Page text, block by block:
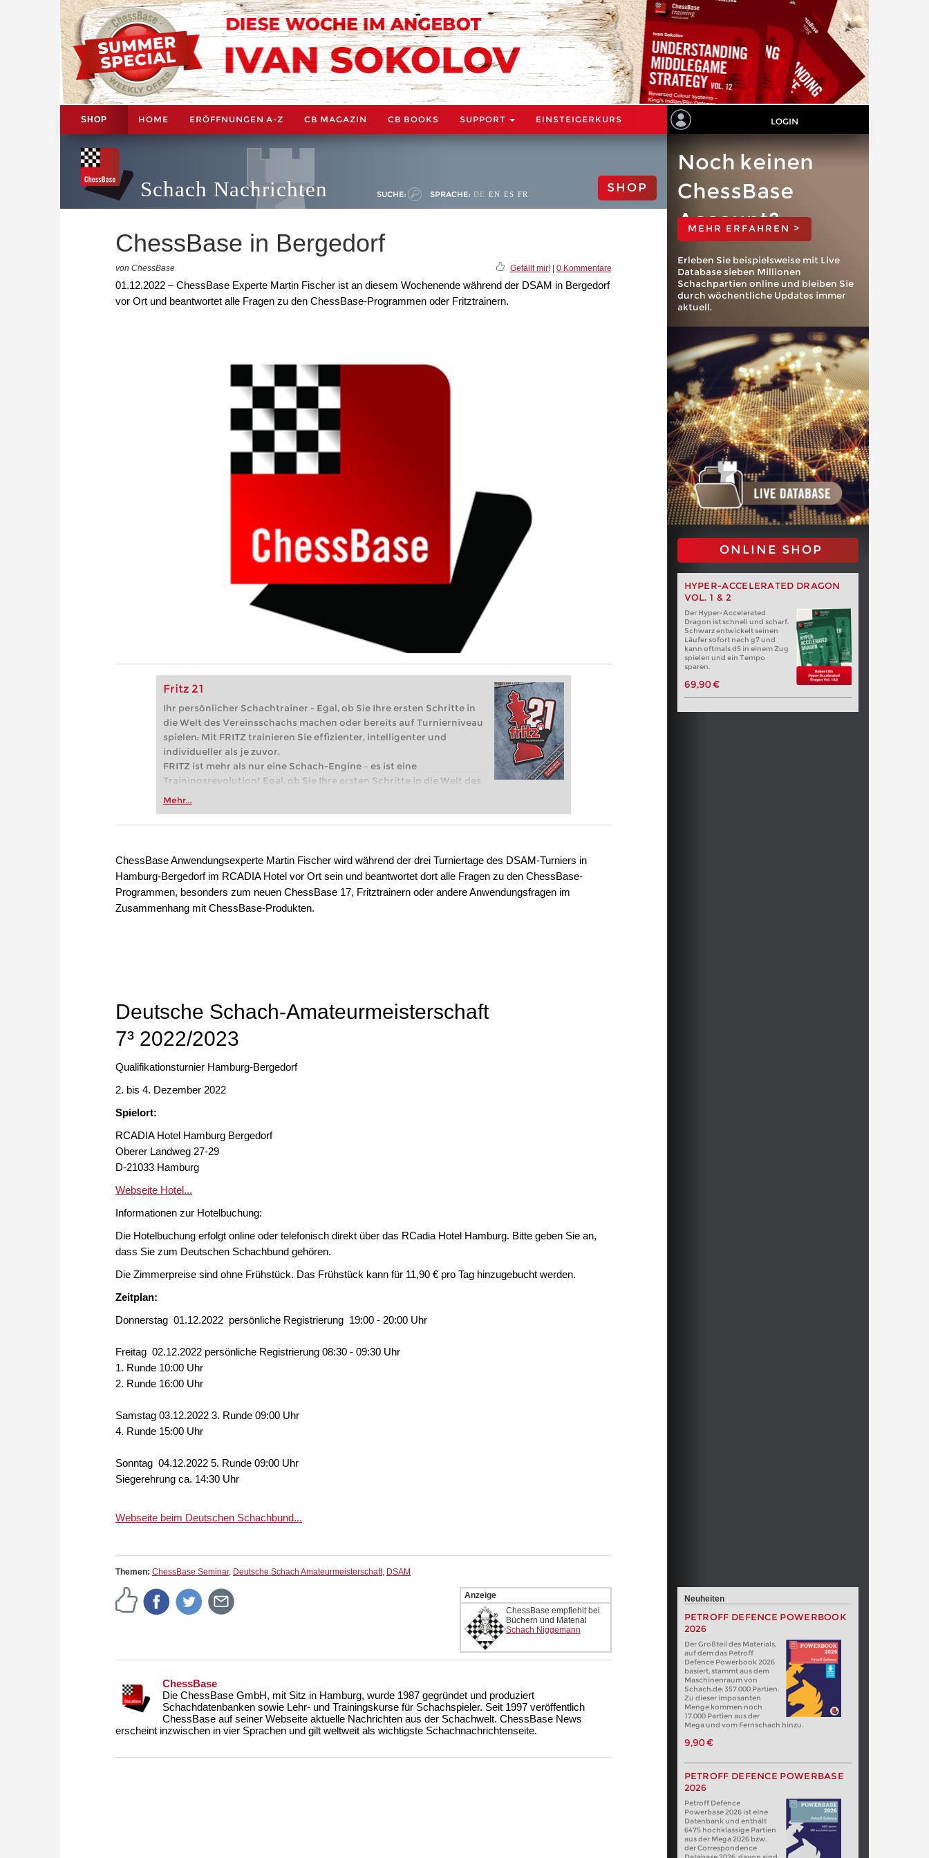
SHOP HOME ERÖFFNUNGEN A-Z CB MAGAZIN CB BOOKS SUPPORT EINSTEIGERKURS LOGIN
Schach Nachrichten SUCHE: SPRACHE: DE EN ES FR SHOP
ChessBase in Bergedorf
von ChessBase Gefällt mir!| 0 Kommentare
01.12.2022 – ChessBase Experte Martin Fischer ist an diesem Wochenende während der DSAM in Bergedorf
vor Ort und beantwortet alle Fragen zu den ChessBase-Programmen oder Fritztrainern.
Fritz 21
Ihr persönlicher Schachtrainer - Egal, ob Sie Ihre ersten Schritte in
die Welt des Vereinsschachs machen oder bereits auf Turnierniveau
spielen: Mit FRITZ trainieren Sie effizienter, intelligenter und
individueller als je zuvor.
FRITZ ist mehr als nur eine Schach-Engine – es ist eine
Trainingsrevolution! Egal, ob Sie Ihre ersten Schritte in die Welt des
Vereinsschachs machen oder bereits auf Turnierniveau spielen: Mit
zuvor.
Mehr...
Noch keinen
ChessBase
Account?
MEHR ERFAHREN >
Erleben Sie beispielsweise mit Live
Database sieben Millionen
Schachpartien online und bleiben Sie
durch wöchentliche Updates immer
aktuell.
ONLINE SHOP
HYPER-ACCELERATED DRAGON
VOL. 1 & 2
Der Hyper-Accelerated
Dragon ist schnell und scharf.
Schwarz entwickelt seinen
Läufer sofort nach g7 und
kann oftmals d5 in einem Zug
spielen und ein Tempo
sparen.
69,90 €
ChessBase Anwendungsexperte Martin Fischer wird während der drei Turniertage des DSAM-Turniers in
Hamburg-Bergedorf im RCADIA Hotel vor Ort sein und beantwortet dort alle Fragen zu den ChessBase-
Programmen, besonders zum neuen ChessBase 17, Fritztrainern oder andere Anwendungsfragen im
Zusammenhang mit ChessBase-Produkten.
Deutsche Schach-Amateurmeisterschaft
7³ 2022/2023
Qualifikationsturnier Hamburg-Bergedorf
2. bis 4. Dezember 2022
Spielort:
RCADIA Hotel Hamburg Bergedorf
Oberer Landweg 27-29
D-21033 Hamburg
Webseite Hotel...
Informationen zur Hotelbuchung:
Die Hotelbuchung erfolgt online oder telefonisch direkt über das RCadia Hotel Hamburg. Bitte geben Sie an,
dass Sie zum Deutschen Schachbund gehören.
Die Zimmerpreise sind ohne Frühstück. Das Frühstück kann für 11,90 € pro Tag hinzugebucht werden.
Zeitplan:
Donnerstag 01.12.2022 persönliche Registrierung 19:00 - 20:00 Uhr
Freitag 02.12.2022 persönliche Registrierung 08:30 - 09:30 Uhr
1. Runde 10:00 Uhr
2. Runde 16:00 Uhr
Samstag 03.12.2022 3. Runde 09:00 Uhr
4. Runde 15:00 Uhr
Sonntag 04.12.2022 5. Runde 09:00 Uhr
Siegerehrung ca. 14:30 Uhr
Webseite beim Deutschen Schachbund...
Themen: ChessBase Seminar, Deutsche Schach Amateurmeisterschaft, DSAM
Anzeige
ChessBase empfiehlt bei
Büchern und Material
Schach Niggemann
ChessBase
Die ChessBase GmbH, mit Sitz in Hamburg, wurde 1987 gegründet und produziert
Schachdatenbanken sowie Lehr- und Trainingskurse für Schachspieler. Seit 1997 veröffentlich
ChessBase auf seiner Webseite aktuelle Nachrichten aus der Schachwelt. ChessBase News
erscheint inzwischen in vier Sprachen und gilt weltweit als wichtigste Schachnachrichtenseite.
Neuheiten
PETROFF DEFENCE POWERBOOK
2026
Der Großteil des Materials,
auf dem das Petroff
Defence Powerbook 2026
basiert, stammt aus dem
Maschinenraum von
Schach.de: 357.000 Partien.
Zu dieser imposanten
Menge kommen noch
17.000 Partien aus der
Mega und vom Fernschach hinzu.
9,90 €
PETROFF DEFENCE POWERBASE
2026
Petroff Defence
Powerbase 2026 ist eine
Datenbank und enthält
6475 hochklassige Partien
aus der Mega 2026 bzw.
der Correspondence